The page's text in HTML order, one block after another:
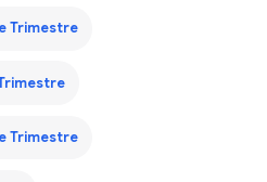
Trimestre
Trimestre